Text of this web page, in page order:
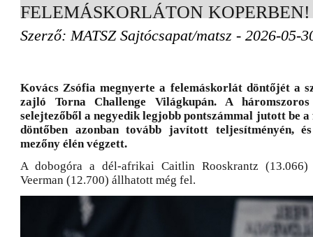
FELEMÁSKORLÁTON KOPERBEN!
Szerző: MATSZ Sajtócsapat/matsz - 2026-05-
Kovács Zsófia megnyerte a felemáskorlát döntőjét a
zajló Torna Challenge Világkupán. A
selejtezőből a negyedik legjobb pontszámmal jutott be a
döntőben azonban tovább javított teljesítményén,
mezőny élén végzett.
A dobogóra a dél-afrikai Caitlin Rooskrantz
Veerman (12.700) állhatott még fel.